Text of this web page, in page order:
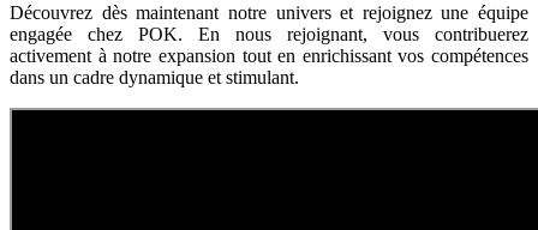
Découvrez dès maintenant notre univers et rejoignez une équipe
engagée chez POK. En nous rejoignant, vous contribuerez
activement à notre expansion tout en enrichissant vos compétences
dans un cadre dynamique et stimulant.